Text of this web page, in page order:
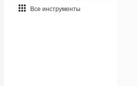
Все инструменты